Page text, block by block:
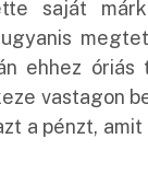
saját
ehhez
vastagon
a pénzt,